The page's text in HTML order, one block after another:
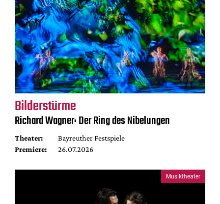
Bilderstürme
Richard Wagner: Der Ring des Nibelungen
Theater:
Bayreuther Festspiele
Premiere:
26.07.2026
Musiktheater